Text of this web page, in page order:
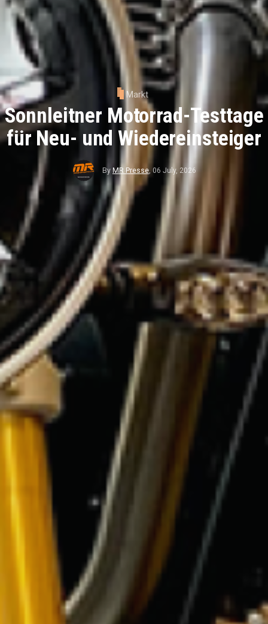
Markt
Sonnleitner Motorrad-Testtage
für Neu- und Wiedereinsteiger
By MR Presse, 06 July, 2026